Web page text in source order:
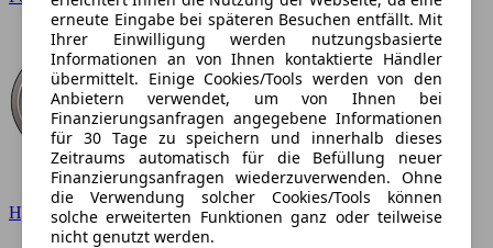
Hyundai
erneute Eingabe bei späteren Besuchen entfällt. Mit
Ihrer Einwilligung werden nutzungsbasierte
Informationen an von Ihnen kontaktierte Händler
übermittelt. Einige Cookies/Tools werden von den
Anbietern verwendet, um von Ihnen bei
Finanzierungsanfragen angegebene Informationen
für 30 Tage zu speichern und innerhalb dieses
Zeitraums automatisch für die Befüllung neuer
Finanzierungsanfragen wiederzuverwenden. Ohne
die Verwendung solcher Cookies/Tools können
solche erweiterten Funktionen ganz oder teilweise
nicht genutzt werden.